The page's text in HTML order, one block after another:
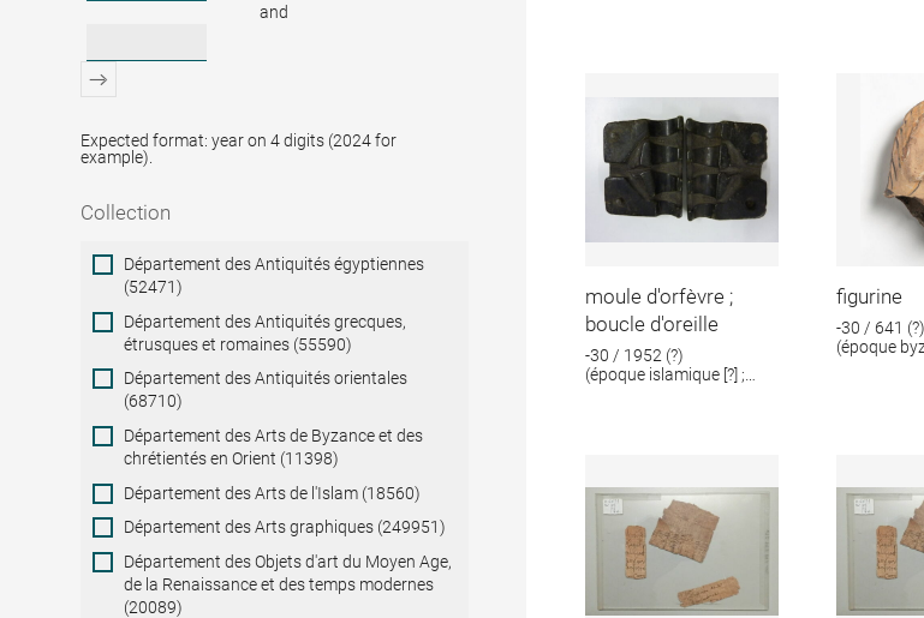
and
Expected format: year on 4 digits (2024 for
example).
Collection
Collection
Département des Antiquités égyptiennes
(52471)
Département des Antiquités grecques,
étrusques et romaines (55590)
Département des Antiquités orientales
(68710)
Département des Arts de Byzance et des
chrétientés en Orient (11398)
Département des Arts de l'Islam (18560)
Département des Arts graphiques (249951)
Département des Objets d'art du Moyen Age,
de la Renaissance et des temps modernes
(20089)
moule d'orfèvre ;
boucle d'oreille
-30 / 1952 (?)
(époque islamique [?] ;
figurine
-30 / 641 (?)
(époque